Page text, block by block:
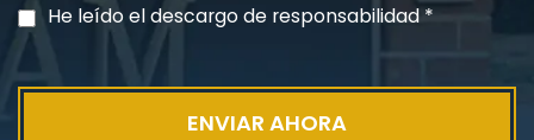
He leído el descargo de responsabilidad*